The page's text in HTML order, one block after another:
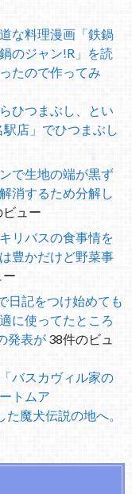
な料理漫画「鉄鍋
のジャン!R」を読
たので作ってみ
ひつまぶし、とい
駅店」でひつまぶし
で生地の端が黒ず
消するため分解し
ュー
リバスの食事情を
豊かだけど野菜事
日記をつけ始めても
に使ってたところ
発表が 38件のビュ
バスカヴィル家の
トムア
た魔犬伝説の地へ。